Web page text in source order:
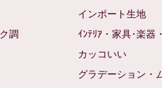
インポート生地
調
ｲﾝﾃﾘｱ・家具･楽器
カッコいい
グラデーション・